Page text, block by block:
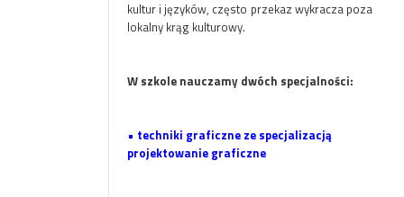
kultur i języków, często przekaz wykracza poza
lokalny krąg kulturowy.
W szkole nauczamy dwóch specjalności:
• techniki graficzne ze specjalizacją
projektowanie graficzne